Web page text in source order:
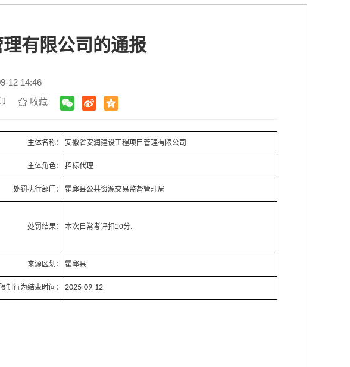
有限公司的通报
12 14:46
收藏
主体名称： 安徽省安润建设工程项目管理有限公司
主体角色： 招标代理
处罚执行部门： 霍邱县公共资源交易监督管理局
处罚结果： 本次日常考评扣10分.
来源区划： 霍邱县
限制行为结束时间： 2025-09-12